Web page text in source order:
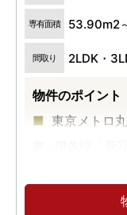
専有面積 53.90m2
間取り 2LDK・
物件のポイント
東京メトロ
JR各線「新
高級感とプ